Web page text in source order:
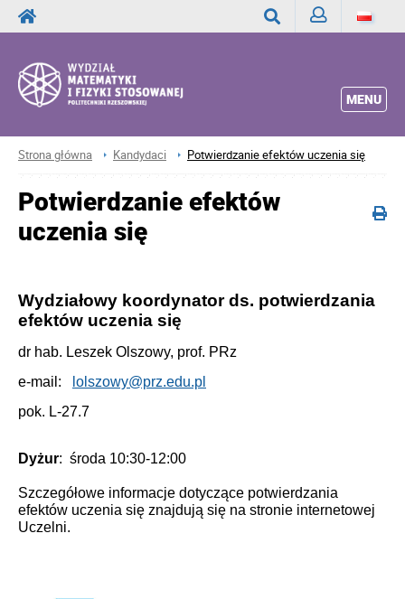
MENU
Strona główna Kandydaci Potwierdzanie efektów uczenia się
Potwierdzanie efektów
uczenia się
Wydziałowy koordynator ds. potwierdzania
efektów uczenia się
dr hab. Leszek Olszowy, prof. PRz
e-mail:
lolszowy@prz.edu.pl
pok. L-27.7
Dyżur: środa 10:30-12:00
Szczegółowe informacje dotyczące potwierdzania
efektów uczenia się znajdują się na stronie internetowej
Uczelni.